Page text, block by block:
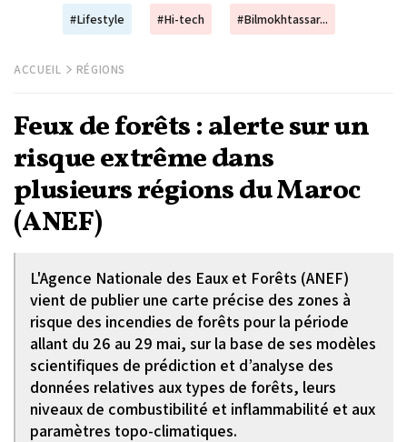
#Lifestyle #Hi-tech #Bilmokhtassar...
ACCUEIL RÉGIONS
Feux de forêts : alerte sur un
risque extrême dans
plusieurs régions du Maroc
(ANEF)
L'Agence Nationale des Eaux et Forêts (ANEF)
vient de publier une carte précise des zones à
risque des incendies de forêts pour la période
allant du 26 au 29 mai, sur la base de ses modèles
scientifiques de prédiction et d’analyse des
données relatives aux types de forêts, leurs
niveaux de combustibilité et inflammabilité et aux
paramètres topo-climatiques.